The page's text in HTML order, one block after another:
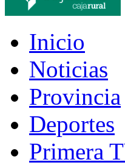
Inicio
Noticias
Provincia
Deportes
Primera